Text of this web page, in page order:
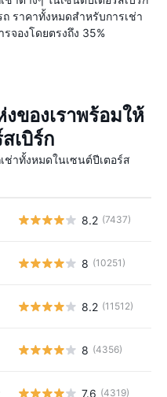
ราคาทั้งหมดสำหรับการเช่า
จองโดยตรงถึง 35%
ของเราพร้อมให้
เบิร์ก
ช่าทั้งหมดในเซนต์ปีเตอร์ส
8.2 (7437)
8 (10251)
8.2 (11512)
8 (4356)
7.6 (4319)